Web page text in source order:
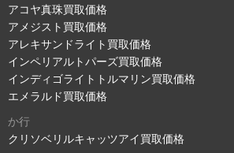
アコヤ真珠買取価格
アメジスト買取価格
アレキサンドライト買取価格
インペリアルトパーズ買取価格
インディゴライトトルマリン買取価格
エメラルド買取価格
か行
クリソベリルキャッツアイ買取価格